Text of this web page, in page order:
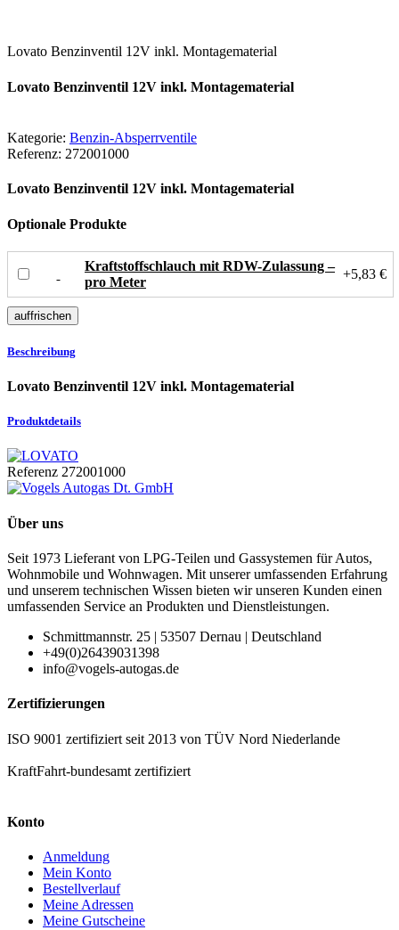
Lovato Benzinventil 12V inkl. Montagematerial
Lovato Benzinventil 12V inkl. Montagematerial
Kategorie: Benzin-Absperrventile
Referenz: 272001000
Lovato Benzinventil 12V inkl. Montagematerial
Optionale Produkte
Kraftstoffschlauch mit RDW-Zulassung –
pro Meter
+5,83 €
Beschreibung
Lovato Benzinventil 12V inkl. Montagematerial
Produktdetails
Referenz 272001000
Über uns
Seit 1973 Lieferant von LPG-Teilen und Gassystemen für Autos,
Wohnmobile und Wohnwagen. Mit unserer umfassenden Erfahrung
und unserem technischen Wissen bieten wir unseren Kunden einen
umfassenden Service an Produkten und Dienstleistungen.
Schmittmannstr. 25 | 53507 Dernau | Deutschland
+49(0)26439031398
info@vogels-autogas.de
Zertifizierungen
ISO 9001 zertifiziert seit 2013 von TÜV Nord Niederlande
KraftFahrt-bundesamt zertifiziert
Konto
Anmeldung
Mein Konto
Bestellverlauf
Meine Adressen
Meine Gutscheine